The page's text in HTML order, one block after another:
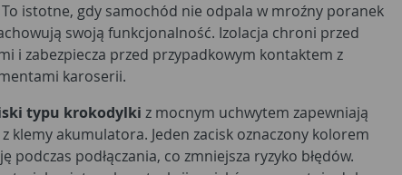
istotne, gdy samochód nie odpala w mroźny poranek
swoją funkcjonalność. Izolacja chroni przed
i zabezpiecza przed przypadkowym kontaktem z
karoserii.
typu krokodylki z mocnym uchwytem zapewniają
klemy akumulatora. Jeden zacisk oznaczony kolorem
podczas podłączania, co zmniejsza ryzyko błędów.